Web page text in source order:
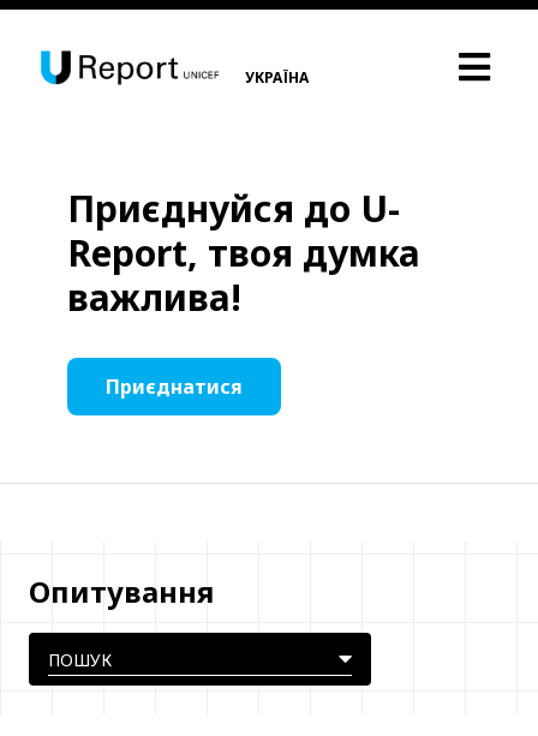
УКРАЇНА
Приєднуйся до U-
Report, твоя думка
важлива!
Приєднатися
Опитування